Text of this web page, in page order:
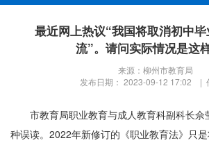
最近网上热议“我国将取消初中
流”。请问实际情况是这
来源：柳州市教育局
发布日期： 2023-09-12 17:02 |
市教育局职业教育与成人教育科副科长
种误读。2022年新修订的《职业教育法》只